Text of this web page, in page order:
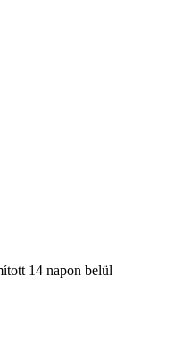
14 napon belül